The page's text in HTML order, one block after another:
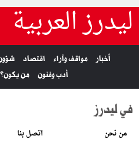
ليدرز العربية
أخبار مواقف وآراء اقتصاد
أدب وفنون
من يكون؟
في ليدرز
من نحن اتصل بنا